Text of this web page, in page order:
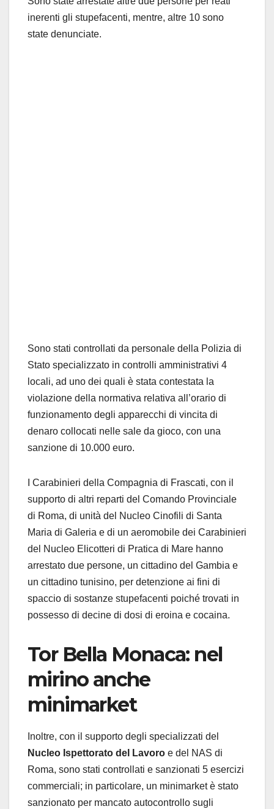
inerenti gli stupefacenti, mentre, altre 10 sono
state denunciate.
Sono stati controllati da personale della Polizia di
Stato specializzato in controlli amministrativi 4
locali, ad uno dei quali è stata contestata la
violazione della normativa relativa all’orario di
funzionamento degli apparecchi di vincita di
denaro collocati nelle sale da gioco, con una
sanzione di 10.000 euro.
I Carabinieri della Compagnia di Frascati, con il
supporto di altri reparti del Comando Provinciale
di Roma, di unità del Nucleo Cinofili di Santa
Maria di Galeria e di un aeromobile dei Carabinieri
del Nucleo Elicotteri di Pratica di Mare hanno
arrestato due persone, un cittadino del Gambia e
un cittadino tunisino, per detenzione ai fini di
spaccio di sostanze stupefacenti poiché trovati in
possesso di decine di dosi di eroina e cocaina.
Tor Bella Monaca: nel
mirino anche
minimarket
Inoltre, con il supporto degli specializzati del
Nucleo Ispettorato del Lavoro e del NAS di
Roma, sono stati controllati e sanzionati 5 esercizi
commerciali; in particolare, un minimarket è stato
sanzionato per mancato autocontrollo sugli